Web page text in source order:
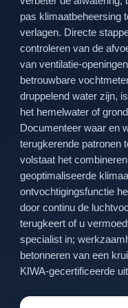
pas klimaatbeheersing
verlagen. Directe
controleren van de
van ventilatie-
betrouwbare
druppelend water zijn,
het hemelwater of
Documenteer waar en
terugkerende patronen
volstaat het
geoptimaliseerde
ontvochtigingsfunctie
door continu de
terugkeert of u
specialist in;
betonneren van een
KIWA-gecertificeerde